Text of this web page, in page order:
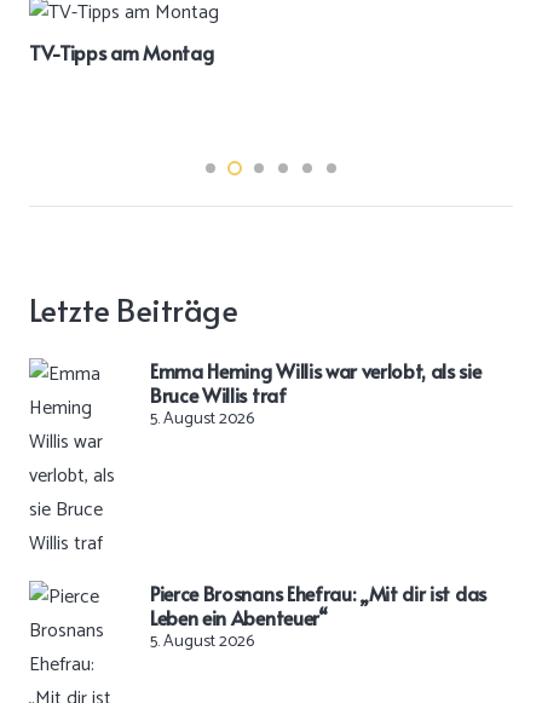
TV-Tipps am Montag
Letzte Beiträge
Emma Heming Willis war verlobt, als sie
Bruce Willis traf
5. August 2026
Pierce Brosnans Ehefrau: „Mit dir ist das
Leben ein Abenteuer“
5. August 2026